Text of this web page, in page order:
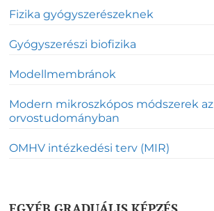
Fizika gyógyszerészeknek
Gyógyszerészi biofizika
Modellmembránok
Modern mikroszkópos módszerek az
orvostudományban
OMHV intézkedési terv (MIR)